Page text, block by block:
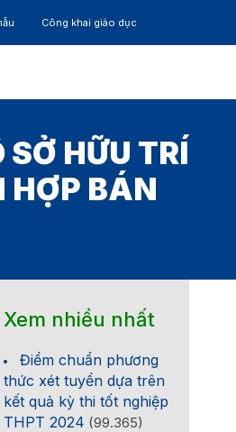
Công khai giáo dục
HỮU TRÍ
HỢP BÁN
Xem nhiều nhất
Điểm chuẩn phương
thức xét tuyển dựa trên
kết quả kỳ thi tốt nghiệp
THPT 2024 (99.365)